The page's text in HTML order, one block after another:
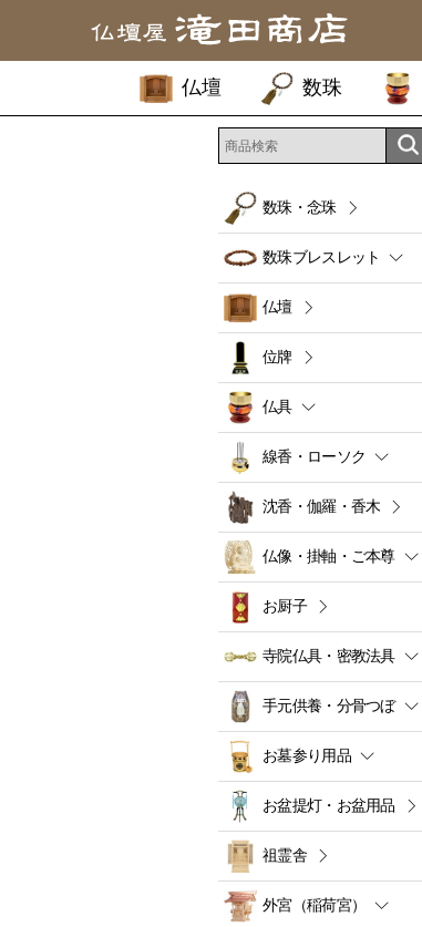
仏壇 数珠
数珠・念珠
数珠ブレスレット
仏壇
位牌
仏具
線香・ローソク
沈香・伽羅・香木
仏像・掛軸・ご本尊
お厨子
寺院仏具・密教法具
手元供養・分骨つぼ
お墓参り用品
お盆提灯・お盆用品
祖霊舎
外宮（稲荷宮）